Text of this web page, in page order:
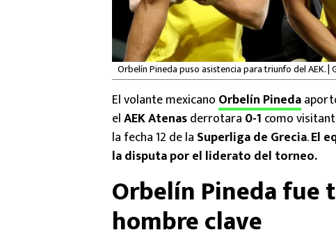
Orbelín Pineda puso asistencia para triunfo del AEK. |
El volante mexicano Orbelín Pineda
elAEK Atenasderrotara 0-1 como
la fecha 12 de la Superliga de Grecia.El
la disputa por el liderato del torneo.
Orbelín Pineda fue
hombre clave